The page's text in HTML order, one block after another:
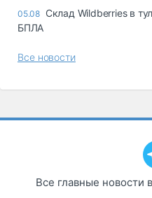
05.08 Склад Wildberries в
БПЛА
Все новости
Все главные новости